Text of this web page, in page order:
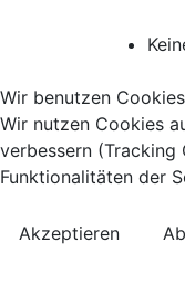
Wir benutzen Cookies
Wir nutzen Cookies
verbessern (Tracking
Funktionalitäten der
Akzeptieren